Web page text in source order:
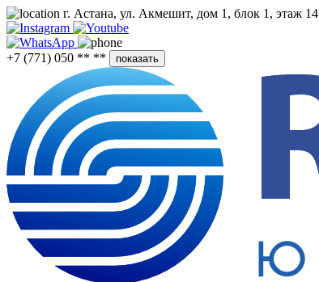
г. Астана, ул. Акмешит, дом 1, блок 1, этаж 14
+7 (771) 050 ** ** показать